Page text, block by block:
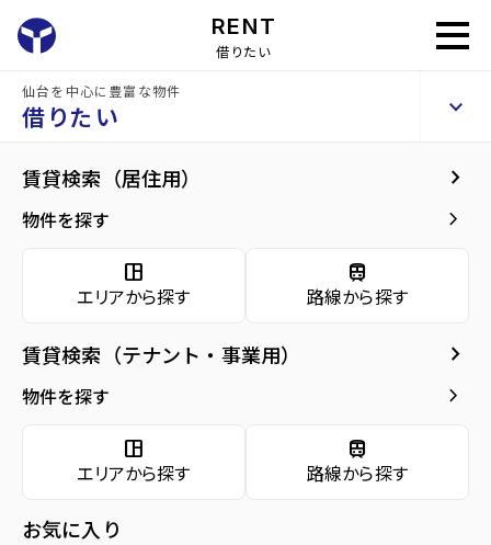
RENT
借りたい
仙台を中心に豊富な物件
借りたい keyboard_arrow_up
賃貸検索（居住用） keyboard_arrow_right
物件を探す keyboard_arrow_right
space_dashboard
エリアから探す
train
路線から探す
賃貸検索（テナント・事業用） keyboard_arrow_right
物件を探す keyboard_arrow_right
space_dashboard
エリアから探す
train
路線から探す
お気に入り
賃貸マンション ルキシア大町西公園
建物概要
現在募集中の物件arrow_forward
arrow_forward
地図・周辺環境 arrow_forward
ルキシア大町西公園
アクセス
仙台市地下鉄東西線/大町西公園駅 徒歩2分
仙台市営バス バス停『大町西公園駅』から
東北本線/仙台駅 徒歩22分